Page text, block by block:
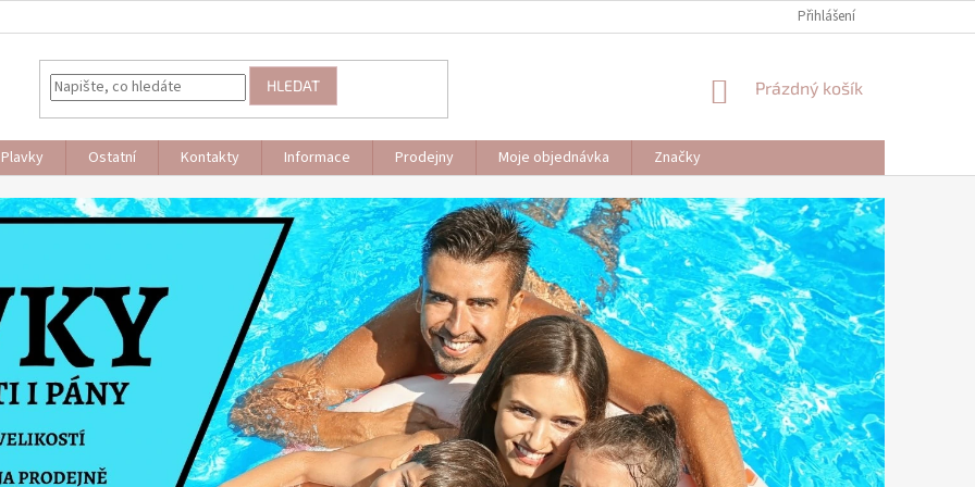
Přihlášení
HLEDAT
NÁKUPNÍ
Prázdný košík
Plavky Ostatní Kontakty Informace Prodejny Moje objednávka Značky